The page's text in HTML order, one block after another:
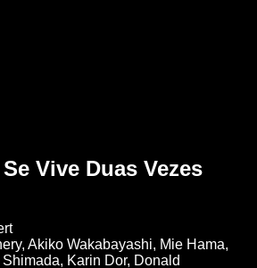
Vive Duas Vezes
Akiko Wakabayashi, Mie Hama,
Shimada, Karin Dor, Donald